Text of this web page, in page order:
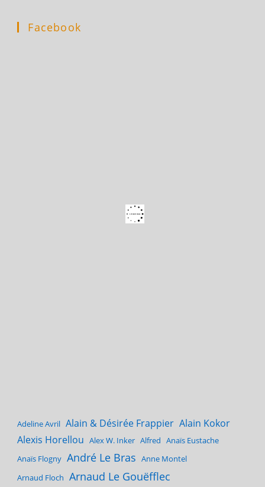
Facebook
Adeline Avril Alain & Désirée Frappier Alain Kokor
Alexis Horellou Alex W. Inker Alfred Anaïs Eustache
Anaïs Flogny André Le Bras Anne Montel
Arnaud Floch Arnaud Le Gouëfflec